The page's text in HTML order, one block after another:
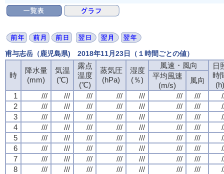
甫与志岳（鹿児島県) 2018年11月23日（１時間ごとの値）
時
降水量
(mm)
気温
(℃)
露点
温度
(℃)
蒸気圧
(hPa)
湿度
(％)
風速・風向
日
時
(h)
平均風速
(m/s)
風向
1
/// /// /// /// /// /// ///
2
/// /// /// /// /// /// ///
3
/// /// /// /// /// /// ///
4
/// /// /// /// /// /// ///
5
/// /// /// /// /// /// ///
6
/// /// /// /// /// /// ///
7
/// /// /// /// /// /// ///
8
/// /// /// /// /// /// ///
時
降水量
(mm)
気温
(℃)
露点
温度
(℃)
蒸気圧
(hPa)
湿度
(％)
風速・風向
日
時
(h)
平均風速
(m/s)
風向
1
/// /// /// /// /// /// ///
2
/// /// /// /// /// /// ///
3
/// /// /// /// /// /// ///
4
/// /// /// /// /// /// ///
5
/// /// /// /// /// /// ///
6
/// /// /// /// /// /// ///
7
/// /// /// /// /// /// ///
8
/// /// /// /// /// /// ///
時
降水量
(mm)
気温
(℃)
露点
温度
(℃)
蒸気圧
(hPa)
湿度
(％)
風速・風向
日
時
(h)
平均風速
(m/s)
風向
1
/// /// /// /// /// /// ///
2
/// /// /// /// /// /// ///
3
/// /// /// /// /// /// ///
4
/// /// /// /// /// /// ///
5
/// /// /// /// /// /// ///
6
/// /// /// /// /// /// ///
7
/// /// /// /// /// /// ///
8
/// /// /// /// /// /// ///
時
降水量
(mm)
気温
(℃)
露点
温度
(℃)
蒸気圧
(hPa)
湿度
(％)
風速・風向
日
時
(h)
平均風速
(m/s)
風向
1
/// /// /// /// /// /// ///
2
/// /// /// /// /// /// ///
3
/// /// /// /// /// /// ///
4
/// /// /// /// /// /// ///
5
/// /// /// /// /// /// ///
6
/// /// /// /// /// /// ///
7
/// /// /// /// /// /// ///
8
/// /// /// /// /// /// ///